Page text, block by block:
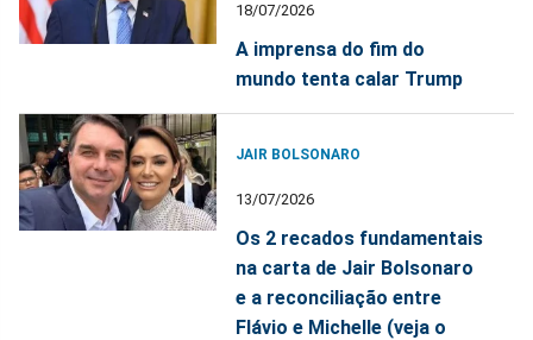
18/07/2026
A imprensa do fim do
mundo tenta calar Trump
JAIR BOLSONARO
13/07/2026
Os 2 recados fundamentais
na carta de Jair Bolsonaro
e a reconciliação entre
Flávio e Michelle (veja o